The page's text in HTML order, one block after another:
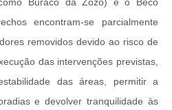
encontram-se parcialmente
removidos devido ao risco de
das intervenções previstas,
das áreas, permitir a
e devolver tranquilidade às